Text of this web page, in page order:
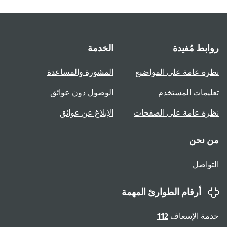
روابط مُفيدة
نظرة عامة على المواضيع
تعليمات المستخدم
نظرة عامة على الصفحات
الخدمة
المشورة والمساعدة
الوصول دون عوائق
الإبلاغ عن عوائق
من نحن
التواصل
أرقام الطوارئ المهمة
خدمة الإسعاف 112